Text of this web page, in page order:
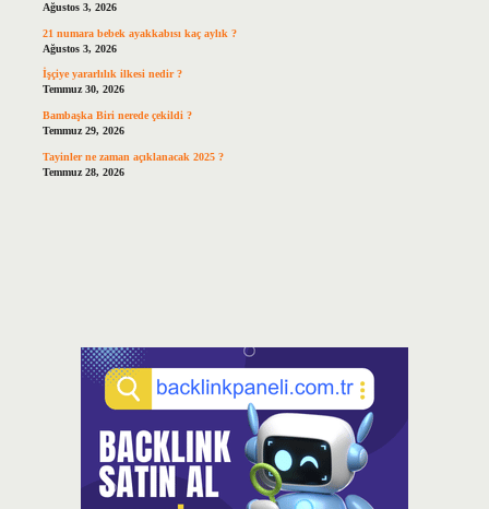
Ağustos 3, 2026
21 numara bebek ayakkabısı kaç aylık ?
Ağustos 3, 2026
İşçiye yararlılık ilkesi nedir ?
Temmuz 30, 2026
Bambaşka Biri nerede çekildi ?
Temmuz 29, 2026
Tayinler ne zaman açıklanacak 2025 ?
Temmuz 28, 2026